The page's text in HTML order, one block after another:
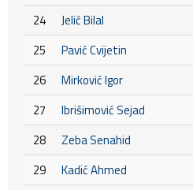
24
Jelić Bilal
25
Pavić Cvijetin
26
Mirković Igor
27
Ibrišimović Sejad
28
Zeba Senahid
29
Kadić Ahmed